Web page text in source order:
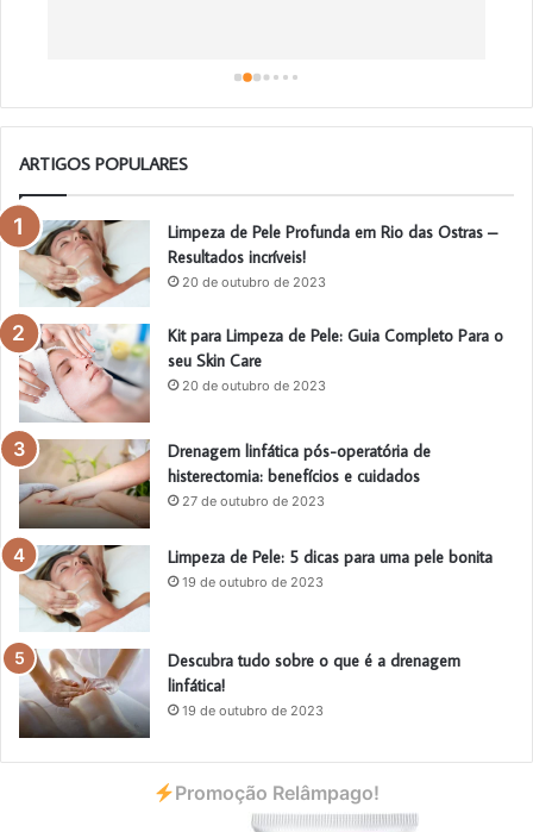
ARTIGOS POPULARES
Limpeza de Pele Profunda em Rio das Ostras –
Resultados incríveis!
20 de outubro de 2023
Kit para Limpeza de Pele: Guia Completo Para o
seu Skin Care
20 de outubro de 2023
Drenagem linfática pós-operatória de
histerectomia: benefícios e cuidados
27 de outubro de 2023
Limpeza de Pele: 5 dicas para uma pele bonita
19 de outubro de 2023
Descubra tudo sobre o que é a drenagem
linfática!
19 de outubro de 2023
Promoção Relâmpago!